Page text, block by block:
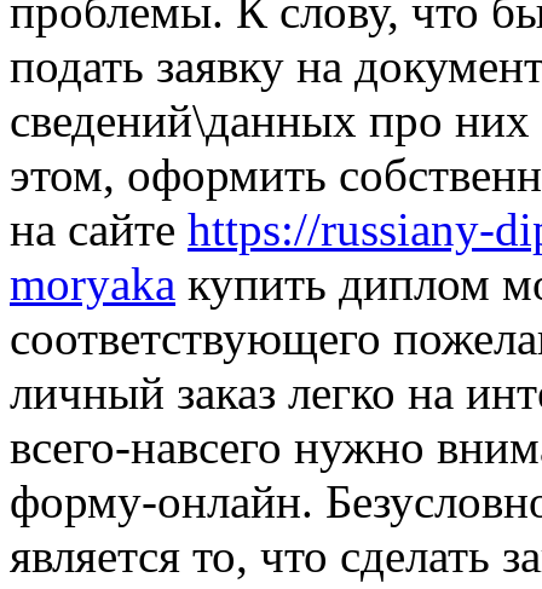
проблемы. К слову, что
подать заявку на
сведений\данных про них
этом, оформить
на сайте https://russiany-
moryaka купить диплом
соответствующего
личный заказ легко на
всего-навсего нужно
форму-онлайн.
является то, что сделать